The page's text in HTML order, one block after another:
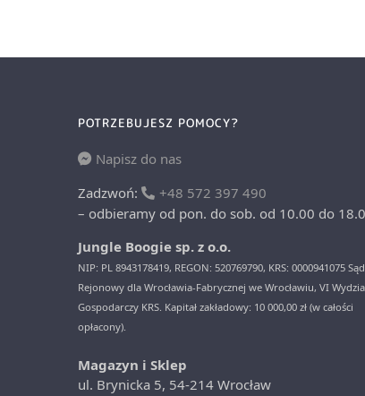
POTRZEBUJESZ POMOCY?
Napisz do nas
Zadzwoń:
+48 572 397 490
– odbieramy od pon. do sob. od 10.00 do
Jungle Boogie sp. z o.o.
NIP: PL 8943178419, REGON: 520769790, KRS: 0000941075 Sąd
Rejonowy dla Wrocławia-Fabrycznej we Wrocławiu, VI
Gospodarczy KRS. Kapitał zakładowy: 10 000,00 zł (w całości
opłacony).
Magazyn i Sklep
ul. Brynicka 5, 54-214 Wrocław